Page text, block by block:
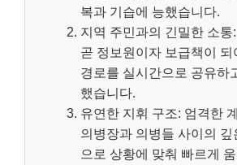
복과 기습에 능했습니다.
지역 주민과의 긴밀한 소통:
곧 정보원이자 보급책이 되
경로를 실시간으로 공유하
했습니다.
유연한 지휘 구조: 엄격한
의병장과 의병들 사이의
으로 상황에 맞춰 빠르게